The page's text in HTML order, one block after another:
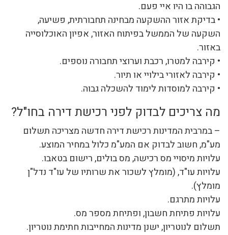
הגבוהה בו היו איי פעם.
• בדיקת אזור ההשקעה מבחינה תחבורתית, פשיעה,
השקעה של הממשל בפיתוח האזור, אפיון האוכלוסייה
באזור.
• קירבה למטרו, רכבת וערוצי תחבורה נוספים.
• קירבה לאזורי בילויי או תיור.
• קירבה למוסדות לימוד להשכלה גבוה.
מה צריכים לבדוק לפני רכישת דירה בחו"ל?
– במרבית המדינות רכישת דירה חדשה מצריכה תשלום
מע"מ, חשוב לבדוק אם המע"מ כלול במחיר המוצע.
עלויות מיסויי מס רכישה, מס בולים, רישום בטאבו.
עלויות עו"ד, (מומלץ לשכור את שרותיו של עו"ד נדל"ן
מומלץ).
עלויות מתרגם.
עלויות פתיחת חשבון, ופתיחת מספר מס.
תשלום לנוטריון, ישנן מדינות המחייבות חתימת נוטריון.